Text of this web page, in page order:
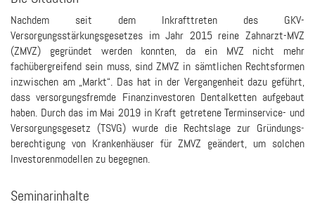
Nachdem seit dem Inkrafttreten des GKV-
Versorgungsstärkungsgesetzes im Jahr 2015 reine Zahnarzt-MVZ
(ZMVZ) gegründet werden konnten, da ein MVZ nicht mehr
fachübergreifend sein muss, sind ZMVZ in sämtlichen Rechtsformen
inzwischen am „Markt“. Das hat in der Vergangenheit dazu geführt,
dass versorgungsfremde Finanzinvestoren Dentalketten aufgebaut
haben. Durch das im Mai 2019 in Kraft getretene Terminservice- und
Versorgungsgesetz (TSVG) wurde die Rechtslage zur Gründungs­
berechtigung von Krankenhäuser für ZMVZ geändert, um solchen
Investorenmodellen zu begegnen.
Seminarinhalte